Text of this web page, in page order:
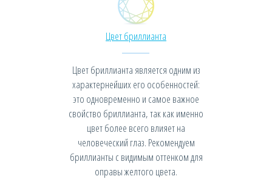
Цвет бриллианта
Цвет бриллианта является одним из
характернейших его особенностей:
это одновременно и самое важное
свойство бриллианта, так как именно
цвет более всего влияет на
человеческий глаз. Рекомендуем
бриллианты с видимым оттенком для
оправы желтого цвета.